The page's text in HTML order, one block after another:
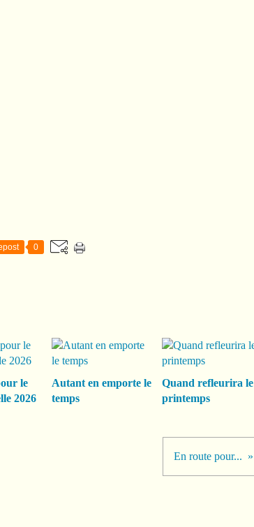
0
le
2026
Autant en emporte le
temps
Quand refleurira le
printemps
En route pour...